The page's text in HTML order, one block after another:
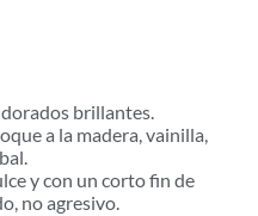
brillantes.
a la madera, vainilla,
y con un corto fin de
no agresivo.